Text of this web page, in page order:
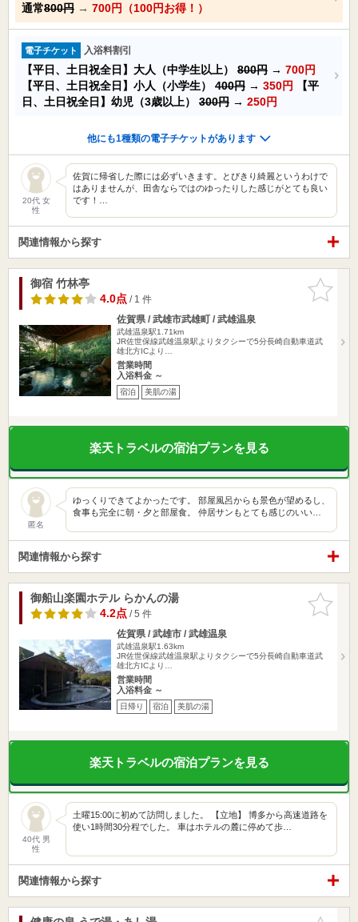
通常800円 → 700円（100円お得！）
電子チケット 入浴料割引
【平日、土日祝全日】大人（中学生以上） 800円 → 700円
【平日、土日祝全日】小人（小学生） 400円 → 350円
【平
日、土日祝全日】幼児（3歳以上） 300円 → 250円
他にも1種類の電子チケットがあります
20代 女
性
佐賀に帰省した際には必ずいきます。とびきり綺麗というわけで
はありませんが、田舎ならではのゆったりした感じがとても良い
です！…
関連情報から探す
お気に入
りに追加
御宿 竹林亭
4.0点/ 1 件
佐賀県 / 武雄市武雄町 / 武雄温泉
武雄温泉駅1.71km
JR佐世保線武雄温泉駅よりタクシーで5分長崎自動車道武
雄北方ICより…
営業時間
入浴料金 ～
宿泊 美肌の湯
楽天トラベルの宿泊プランを見る
匿名
ゆっくりできてよかったです。 部屋風呂からも景色が望めるし、
食事も完全に朝・夕と部屋食。 仲居サンもとても感じのいい…
関連情報から探す
お気に入
りに追加
御船山楽園ホテル らかんの湯
4.2点/ 5 件
佐賀県 / 武雄市 / 武雄温泉
武雄温泉駅1.63km
JR佐世保線武雄温泉駅よりタクシーで5分長崎自動車道武
雄北方ICより…
営業時間
入浴料金 ～
日帰り 宿泊 美肌の湯
楽天トラベルの宿泊プランを見る
40代 男
性
土曜15:00に初めて訪問しました。 【立地】 博多から高速道路を
使い1時間30分程でした。 車はホテルの麓に停めて歩…
関連情報から探す